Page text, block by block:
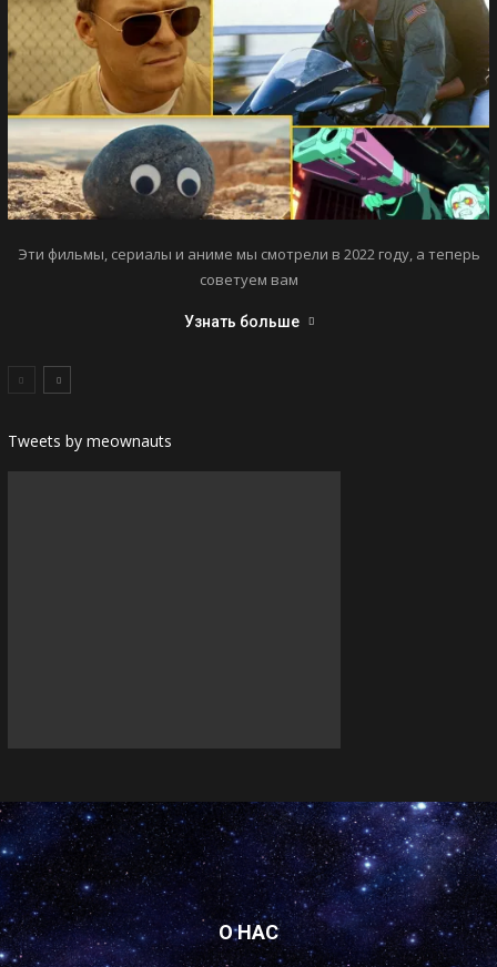
Эти фильмы, сериалы и аниме мы смотрели в 2022 году, а теперь
советуем вам
Узнать больше
Tweets by meownauts
О НАС